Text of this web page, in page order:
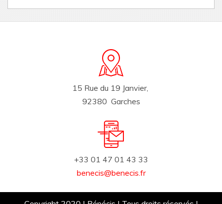
15 Rue du 19 Janvier,
92380 Garches
+33 01 47 01 43 33
benecis@benecis.fr